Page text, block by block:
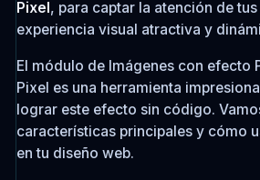
Pixel, para captar la atención de
experiencia visual atractiva y
El módulo de Imágenes con efecto
Pixel es una herramienta
lograr este efecto sin código.
características principales y cómo
en tu diseño web.